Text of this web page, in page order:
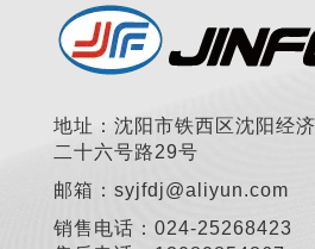
地址：沈阳市铁西区沈阳经
二十六号路29号
邮箱：syjfdj@aliyun.com
销售电话：024-25268423